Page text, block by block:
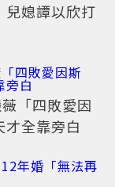
兒媳譚以欣打
「四敗愛因
全靠旁白